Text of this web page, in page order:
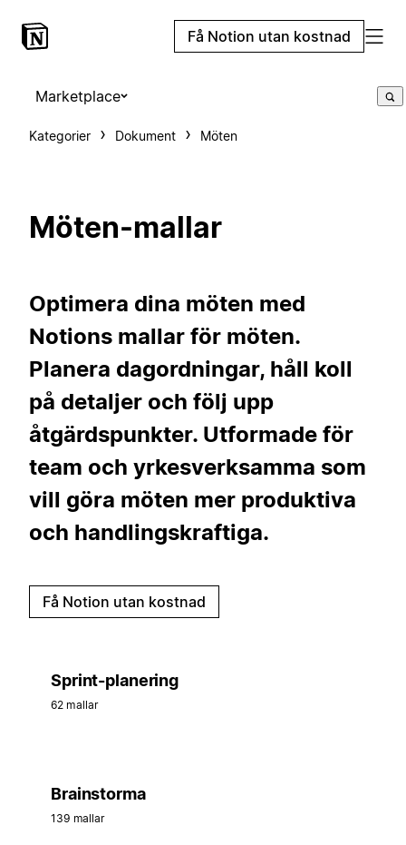
Få Notion utan kostnad
Marketplace
Kategorier Dokument Möten
Möten-mallar
Optimera dina möten med
Notions mallar för möten.
Planera dagordningar, håll koll
på detaljer och följ upp
åtgärdspunkter. Utformade för
team och yrkesverksamma som
vill göra möten mer produktiva
och handlingskraftiga.
Få Notion utan kostnad
Sprint-planering
62 mallar
Brainstorma
139 mallar